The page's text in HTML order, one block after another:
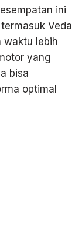
ini
Veda
waktu lebih
yang
bisa
optimal